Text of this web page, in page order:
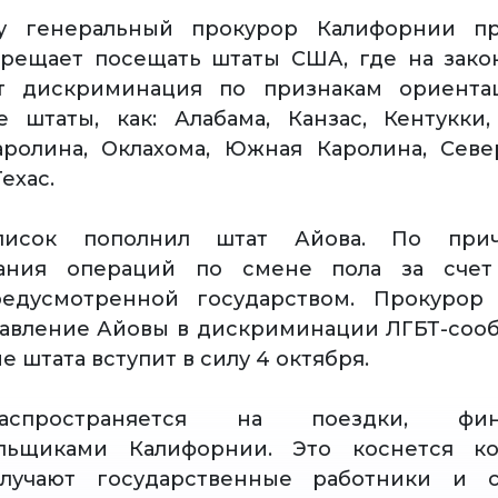
генеральный прокурор Калифорнии
посещать штаты США, где на
дискриминация по признакам
штаты, как: Алабама, Канзас,
Оклахома, Южная Каролина,
пополнил штат Айова. По
операций по смене пола за
государством.
Айовы в дискриминации ЛГБТ-
штата вступит в силу 4 октября.
на поездки,
Калифорнии. Это коснется
государственные работники и